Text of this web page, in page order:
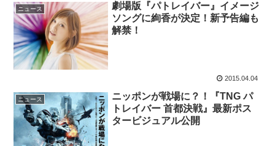
ニュース
劇場版『パトレイバー』イメージ
ソングに絢香が決定！新予告編も
解禁！
2015.04.04
ニュース
ニッポンが戦場に？！『TNG パ
トレイバー 首都決戦』最新ポス
タービジュアル公開